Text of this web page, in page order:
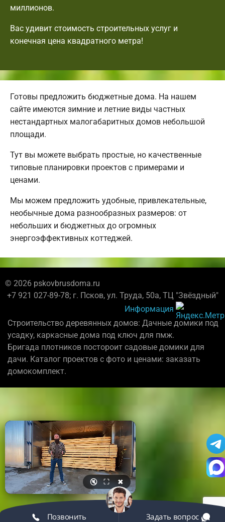
миллионов.
Вас удивит стоимость строительных услуг и
конечная цена квадратного метра!
Готовы предложить бюджетные дома. На нашем
сайте имеются зимние и летние виды частных
нестандартных малогабаритных домов небольшой
площади.
Тут вы можете выбрать простые, но качественные
типовые планировки проектов с примерами и
ценами.
Мы можем предложить удобные, привлекательные,
необычные дома разнообразных размеров: от
небольших и бюджетных до огромных
энергоэффективных коттеджей.
© 2026 pskovbrusdoma.ru
+7 921 027-89-78; г. Псков, ул. Труда, 50а, ТЦ "Звёздный"
Информация
Строительство деревянных домов: Дачные домики под
усадку, каркасные дома под ключ для пмж.
Бригада плотников постороит садовые домики для
дачи. Каталог проектов с фото и ценами: заказать
домокомплект.
🔇 ⛶ ✖
Позвонить Задать вопрос